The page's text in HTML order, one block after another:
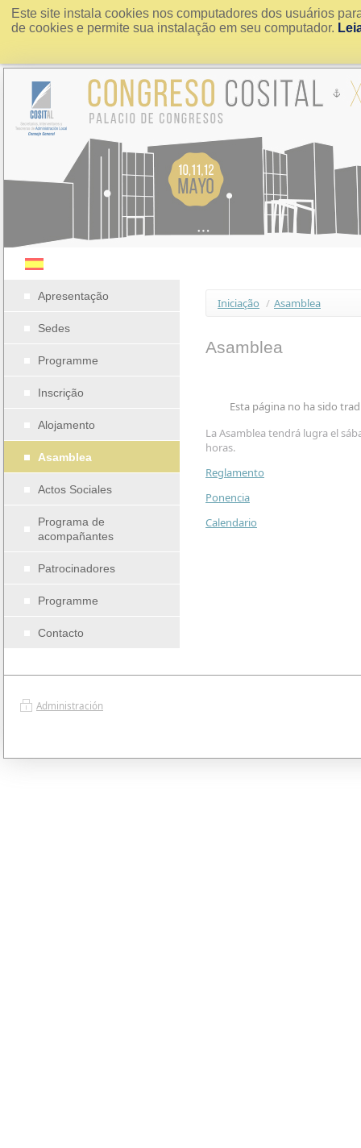
Este site instala cookies nos computadores dos usuários
de cookies e permite sua instalação em seu computador.
Apresentação
Sedes
Programme
Inscrição
Alojamento
Asamblea
Actos Sociales
Programa de
acompañantes
Patrocinadores
Programme
Contacto
Iniciação / Asamblea
Asamblea
Esta página no ha sido
La Asamblea tendrá lugra el
horas.
Reglamento
Ponencia
Calendario
Administración